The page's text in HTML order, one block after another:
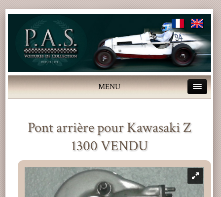
MENU
Pont arrière pour Kawasaki Z
1300 VENDU